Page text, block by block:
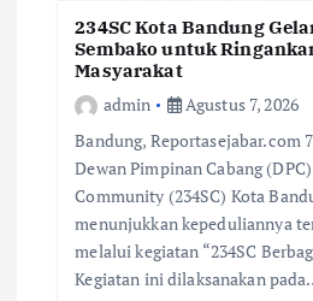
234SC Kota Bandung
Sembako untuk
Masyarakat
admin
Agustus 7, 2026
Bandung, Reportasejabar.com
Dewan Pimpinan Cabang
Community (234SC) Kota
menunjukkan kepeduliannya
melalui kegiatan “234SC
Kegiatan ini dilaksanakan